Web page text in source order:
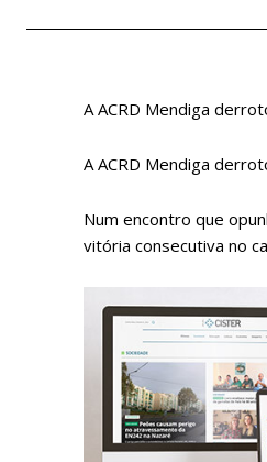
A ACRD Mendiga
A ACRD Mendiga
Num encontro que
vitória consecutiva no